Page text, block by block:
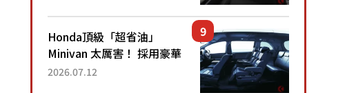
運動化「底盤設定」！還配
備專屬豪華...
Honda頂級「超省油」
Minivan 太厲害！ 採用豪華
「真皮座椅」與專屬「黑色
2026.07.12